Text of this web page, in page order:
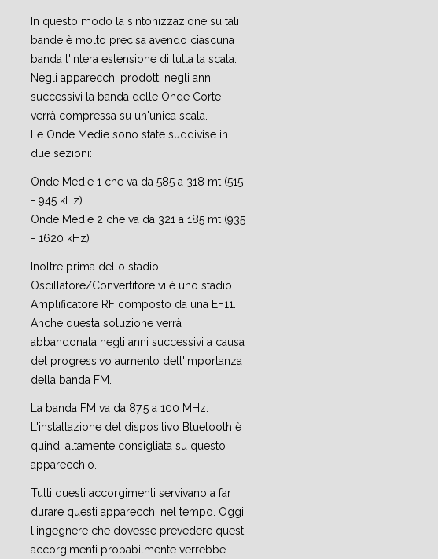
In questo modo la sintonizzazione su tali
bande è molto precisa avendo ciascuna
banda l'intera estensione di tutta la scala.
Negli apparecchi prodotti negli anni
successivi la banda delle Onde Corte
verrà compressa su un'unica scala.
Le Onde Medie sono state suddivise in
due sezioni:
Onde Medie 1 che va da 585 a 318 mt (515
- 945 kHz)
Onde Medie 2 che va da 321 a 185 mt (935
- 1620 kHz)
Inoltre prima dello stadio
Oscillatore/Convertitore vi è uno stadio
Amplificatore RF composto da una EF11.
Anche questa soluzione verrà
abbandonata negli anni successivi a causa
del progressivo aumento dell'importanza
della banda FM.
La banda FM va da 87,5 a 100 MHz.
L'installazione del dispositivo Bluetooth è
quindi altamente consigliata su questo
apparecchio.
Tutti questi accorgimenti servivano a far
durare questi apparecchi nel tempo. Oggi
l'ingegnere che dovesse prevedere questi
accorgimenti probabilmente verrebbe